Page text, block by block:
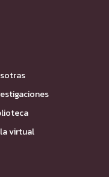
virtual